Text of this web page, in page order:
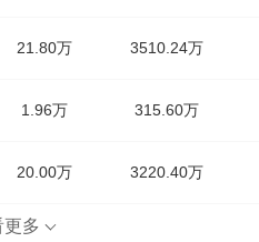
21.80万 3510.24万
1.96万 315.60万
20.00万 3220.40万
更多